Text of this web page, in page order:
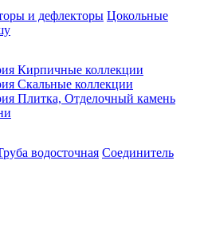
и дефлекторы Цокольные
Кирпичные коллекции
Скальные коллекции
Плитка, Отделочный камень
водосточная Соединитель